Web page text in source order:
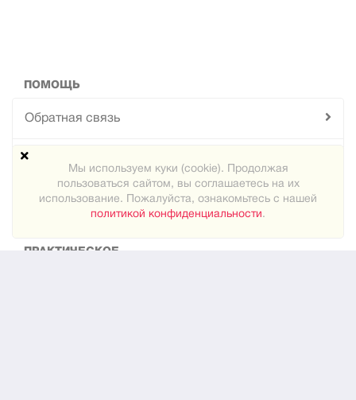
ПОМОЩЬ
Обратная связь
Техподдержка
Карта сайта
ПРАКТИЧЕСКОЕ
Мы используем куки (cookie). Продолжая
пользоваться сайтом, вы соглашаетесь на их
использование. Пожалуйста, ознакомьтесь с нашей
политикой конфиденциальности.